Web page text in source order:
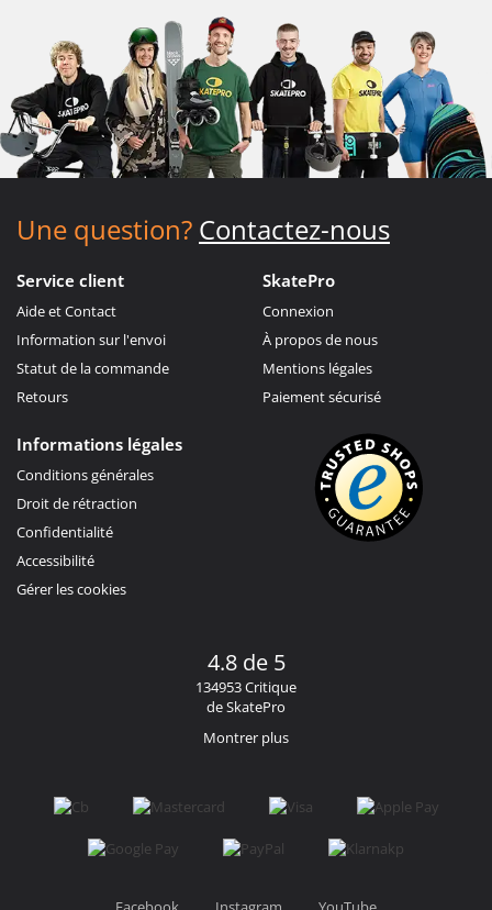
Une question? Contactez-nous
Service client
Aide et Contact
Information sur l'envoi
Statut de la commande
Retours
SkatePro
Connexion
À propos de nous
Mentions légales
Paiement sécurisé
Informations légales
Conditions générales
Droit de rétraction
Confidentialité
Accessibilité
Gérer les cookies
4.8 de 5
134953 Critique
de SkatePro
Montrer plus